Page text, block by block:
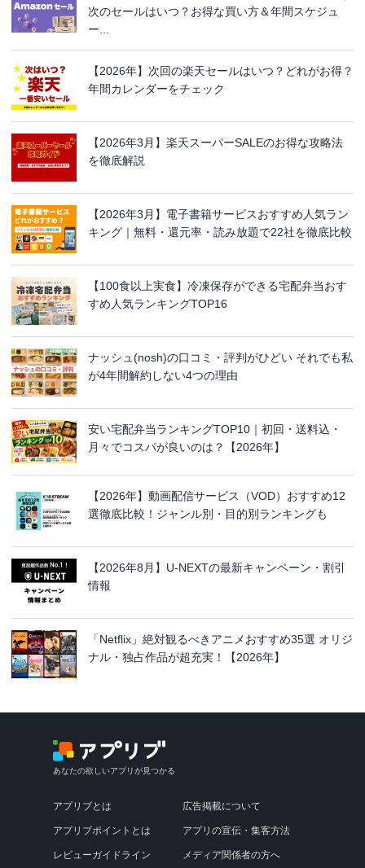
次のセールはいつ？お得な買い方＆年間スケジュ
ー...
【2026年】次回の楽天セールはいつ？どれがお得？
年間カレンダーをチェック
【2026年3月】楽天スーパーSALEのお得な攻略法
を徹底解説
【2026年3月】電子書籍サービスおすすめ人気ラン
キング｜無料・還元率・読み放題で22社を徹底比較
【100食以上実食】冷凍保存ができる宅配弁当おす
すめ人気ランキングTOP16
ナッシュ(nosh)の口コミ・評判がひどい それでも私
が4年間解約しない4つの理由
安い宅配弁当ランキングTOP10｜初回・送料込・
月々でコスパが良いのは？【2026年】
【2026年】動画配信サービス（VOD）おすすめ12
選徹底比較！ジャンル別・目的別ランキングも
【2026年8月】U-NEXTの最新キャンペーン・割引
情報
「Netflix」絶対観るべきアニメおすすめ35選 オリジ
ナル・独占作品が超充実！【2026年】
あなたの欲しいアプリが見つかる
アプリブとは
アプリブポイントとは
レビューガイドライン
広告掲載について
アプリの宣伝・集客方法
メディア関係者の方へ